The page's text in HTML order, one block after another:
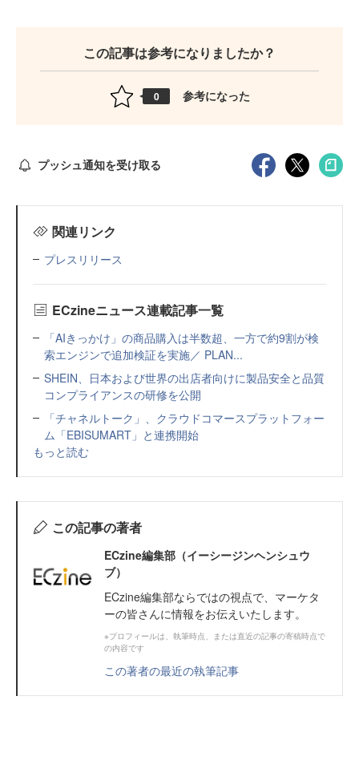
この記事は参考になりましたか？
0 参考になった
プッシュ通知を受け取る
関連リンク
プレスリリース
ECzineニュース連載記事一覧
「AIきっかけ」の商品購入は半数超、一方で約9割が検
索エンジンで追加検証を実施／ PLAN...
SHEIN、日本および世界の出店者向けに製品安全と品質
コンプライアンスの研修を公開
「チャネルトーク」、クラウドコマースプラットフォー
ム「EBISUMART」と連携開始
もっと読む
この記事の著者
ECzine編集部（イーシージンヘンシュウ
ブ）
ECzine編集部ならではの視点で、マーケタ
ーの皆さんに情報をお伝えいたします。
※プロフィールは、執筆時点、または直近の記事の寄稿時点で
の内容です
この著者の最近の執筆記事